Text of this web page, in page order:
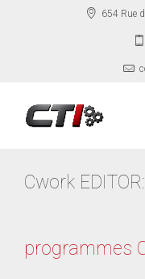
654 Rue
Cwork EDITOR:
programmes